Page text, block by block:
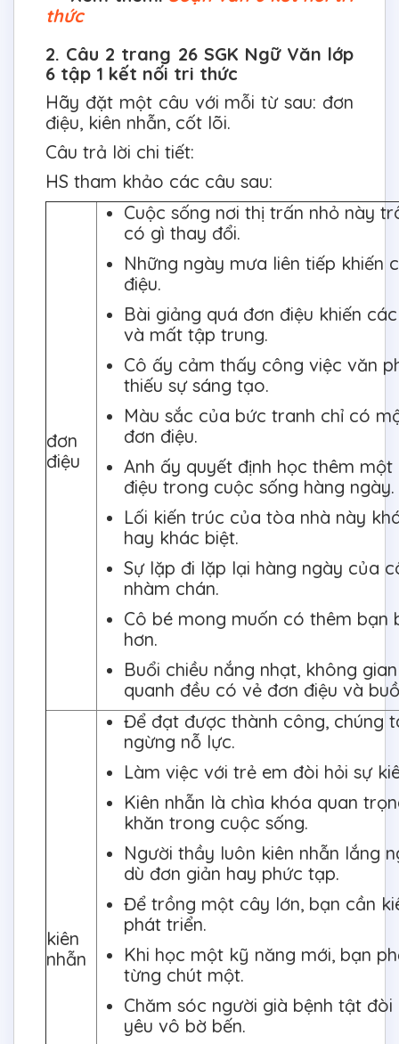
thức
2. Câu 2 trang 26 SGK Ngữ Văn lớp
6 tập 1 kết nối tri thức
Hãy đặt một câu với mỗi từ sau: đơn
điệu, kiên nhẫn, cốt lõi.
Câu trả lời chi tiết:
HS tham khảo các câu sau:
đơn
điệu
Cuộc sống nơi thị trấn nhỏ này
có gì thay đổi.
Những ngày mưa liên tiếp khiến
điệu.
Bài giảng quá đơn điệu khiến
và mất tập trung.
Cô ấy cảm thấy công việc văn
thiếu sự sáng tạo.
Màu sắc của bức tranh chỉ có
đơn điệu.
Anh ấy quyết định học thêm
điệu trong cuộc sống hàng ngày.
Lối kiến trúc của tòa nhà này
hay khác biệt.
Sự lặp đi lặp lại hàng ngày của
nhàm chán.
Cô bé mong muốn có thêm bạn
hơn.
Buổi chiều nắng nhạt, không
quanh đều có vẻ đơn điệu và
kiên
nhẫn
Để đạt được thành công, chúng
ngừng nỗ lực.
Làm việc với trẻ em đòi hỏi sự
Kiên nhẫn là chìa khóa quan
khăn trong cuộc sống.
Người thầy luôn kiên nhẫn lắng
dù đơn giản hay phức tạp.
Để trồng một cây lớn, bạn cần
phát triển.
Khi học một kỹ năng mới, bạn
từng chút một.
Chăm sóc người già bệnh tật
yêu vô bờ bến.